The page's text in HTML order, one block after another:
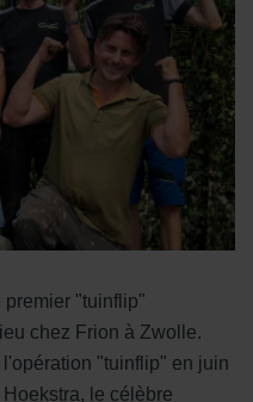
premier "tuinflip"
chez Frion à Zwolle.
"tuinflip" en juin
le célèbre